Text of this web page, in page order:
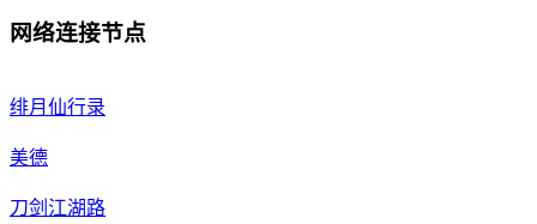
网络连接节点
绯月仙行录
美德
刀剑江湖路